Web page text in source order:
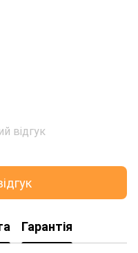
відгук
Гарантія